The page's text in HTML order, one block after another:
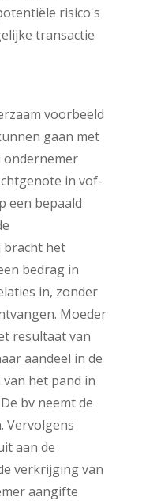
risico's
transactie
voorbeeld
gaan met
ondernemer
in vof-
een bepaald
bracht het
bedrag in
in, zonder
Moeder
resultaat van
aandeel in de
het pand in
bv neemt de
Vervolgens
aan de
verkrijging van
aangifte